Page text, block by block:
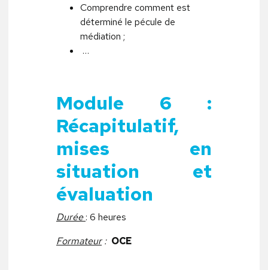
Comprendre comment est
déterminé le pécule de
médiation ;
…
Module 6 :
Récapitulatif,
mises en
situation et
évaluation
Durée : 6 heures
Formateur: OCE